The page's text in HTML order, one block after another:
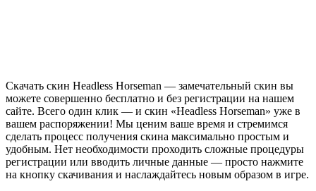
Скачать скин Headless Horseman — замечательный скин вы
можете совершенно бесплатно и без регистрации на нашем
сайте. Всего один клик — и скин «Headless Horseman» уже в
вашем распоряжении! Мы ценим ваше время и стремимся
сделать процесс получения скина максимально простым и
удобным. Нет необходимости проходить сложные процедуры
регистрации или вводить личные данные — просто нажмите
на кнопку скачивания и наслаждайтесь новым образом в игре.